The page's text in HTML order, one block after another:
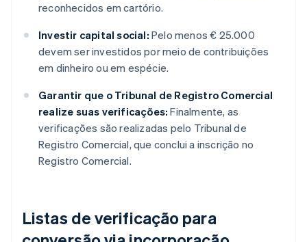
reconhecidos em cartório.
Investir capital social: Pelo menos € 25.000
devem ser investidos por meio de contribuições
em dinheiro ou em espécie.
Garantir que o Tribunal de Registro Comercial
realize suas verificações: Finalmente, as
verificações são realizadas pelo Tribunal de
Registro Comercial, que conclui a inscrição no
Registro Comercial.
Listas de verificação para